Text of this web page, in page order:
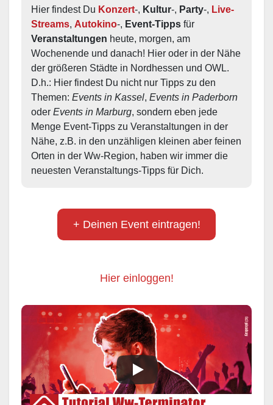
Hier findest Du Konzert-, Kultur-, Party-, Live-
Streams, Autokino-, Event-Tipps
Veranstaltungen heute, morgen, am
Wochenende und danach! Hier oder in der Nähe
der größeren Städte in Nordhessen und OWL.
D.h.: Hier findest Du nicht nur Tipps zu den
Themen: Events in Kassel, Events in Paderborn
oder Events in Marburg, sondern eben jede
Menge Event-Tipps zu Veranstaltungen in der
Nähe, z.B. in den unzähligen kleinen aber feinen
Orten in der Ww-Region, haben wir immer die
neuesten Veranstaltungs-Tipps für Dich.
+ Deinen Event eintragen!
Hier einloggen!